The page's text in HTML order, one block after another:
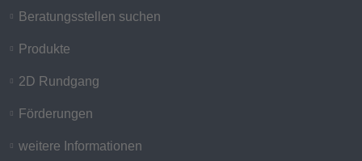
Beratungsstellen suchen
Produkte
2D Rundgang
Förderungen
weitere Informationen